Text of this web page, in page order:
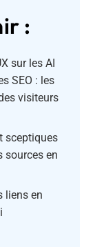
:
sur les AI
SEO : les
visiteurs
sceptiques
sources en
liens en